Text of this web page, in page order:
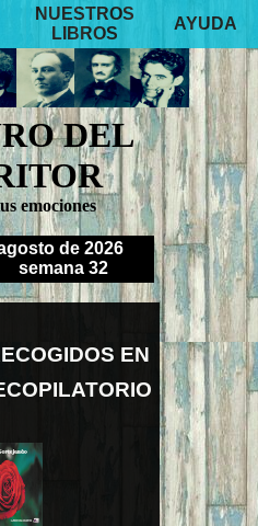
NUESTROS
LIBROS
AYUDA
DEL
emociones
agosto de 2026
32
EN